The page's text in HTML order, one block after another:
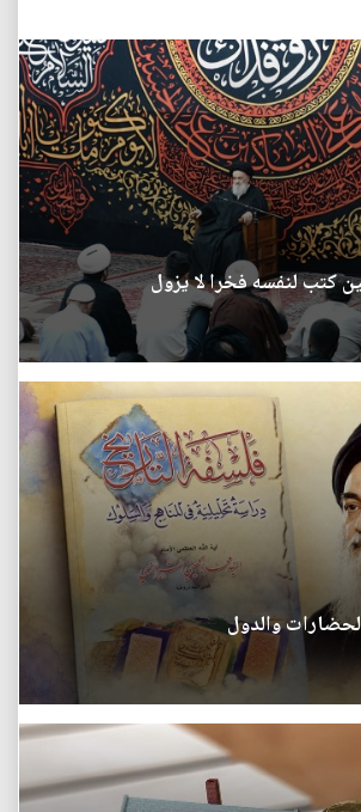
كتب لنفسه فخرا لا يزول
والدول